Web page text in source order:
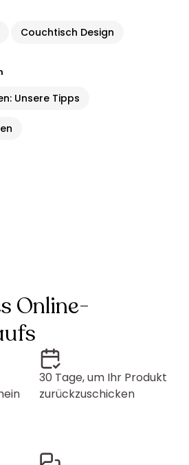
Couchtisch Design
Unsere Tipps
Online-
30 Tage, um Ihr Produkt
zurückzuschicken